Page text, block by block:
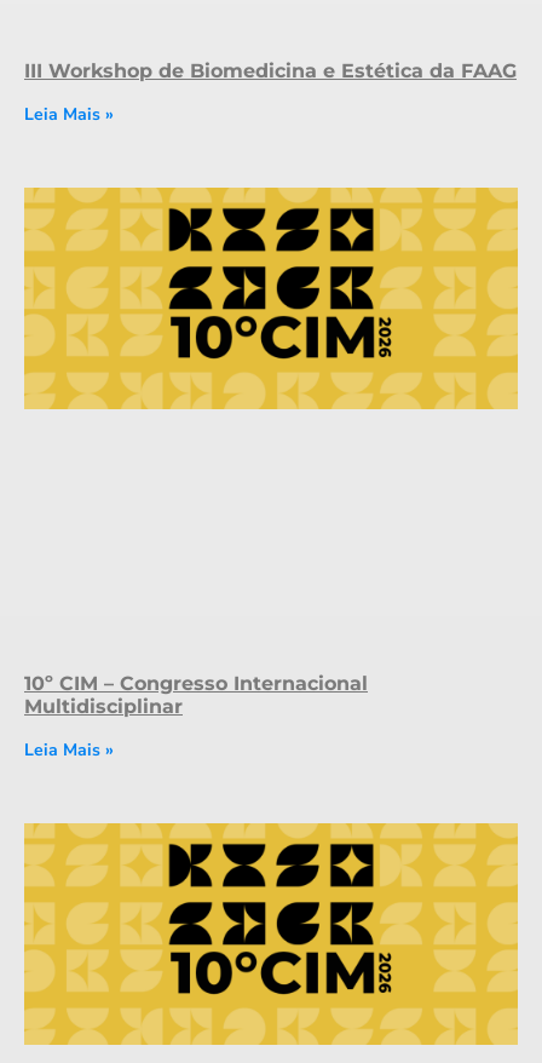
III Workshop de Biomedicina e Estética da FAAG
Leia Mais »
10º CIM – Congresso Internacional
Multidisciplinar
Leia Mais »